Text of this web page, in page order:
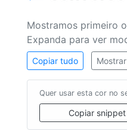
Mostramos primeiro
Expanda para ver
Copiar tudo
Quer usar esta cor no
Copiar